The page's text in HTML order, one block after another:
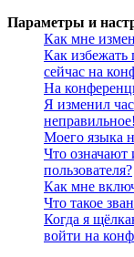
Параметры и
Как мне
Как избежать
сейчас на
На
Я изменил
неправильное!
Моего языка
Что
пользователя?
Как мне
Что такое
Когда я
войти на